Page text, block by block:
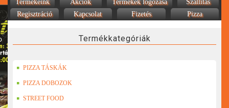
Termékeink Akciók Termékek logózása
Szállítás
Regisztráció
Kapcsolat Fizetés Pizza
Termékkategóriák
PIZZA TÁSKÁK
PIZZA DOBOZOK
STREET FOOD